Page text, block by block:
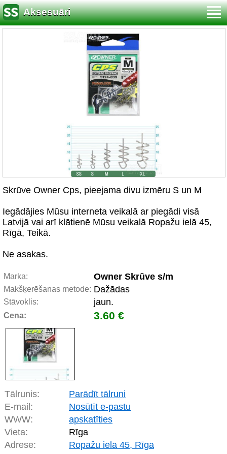
Aksesuāri
Skrūve Owner Cps, pieejama divu izmēru S un M
Iegādājies Mūsu interneta veikalā ar piegādi visā
Latvijā vai arī klātienē Mūsu veikalā Ropažu ielā 45,
Rīgā, Teikā.
Ne asakas.
Marka: Owner Skrūve s/m
Makšķerēšanas metode: Dažādas
Stāvoklis: jaun.
Cena: 3.60 €
Tālrunis:
Parādīt tālruni
E-mail:
Nosūtīt e-pastu
WWW:
apskatīties
Vieta:
Rīga
Adrese:
Ropažu iela 45, Rīga